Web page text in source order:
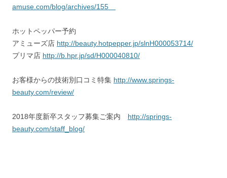
amuse.com/blog/archives/155
ホットペッパー予約
アミューズ店 http://beauty.hotpepper.jp/slnH000053714/
プリマ店 http://b.hpr.jp/sd/H000040810/
お客様からの技術別口コミ特集 http://www.springs-
beauty.com/review/
2018年度新卒スタッフ募集ご案内 http://springs-
beauty.com/staff_blog/